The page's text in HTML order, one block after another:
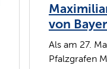
von
Als am 27.
Pfalzgrafen